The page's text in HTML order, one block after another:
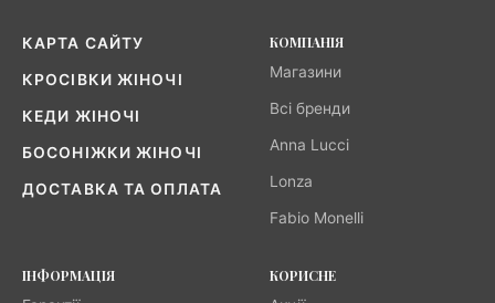
КАРТА САЙТУ
КРОСІВКИ ЖІНОЧІ
КЕДИ ЖІНОЧІ
БОСОНІЖКИ ЖІНОЧІ
ДОСТАВКА ТА ОПЛАТА
КОМПАНІЯ
Магазини
Всі бренди
Anna Lucci
Lonza
Fabio Monelli
ІНФОРМАЦІЯ
КОРИСНЕ